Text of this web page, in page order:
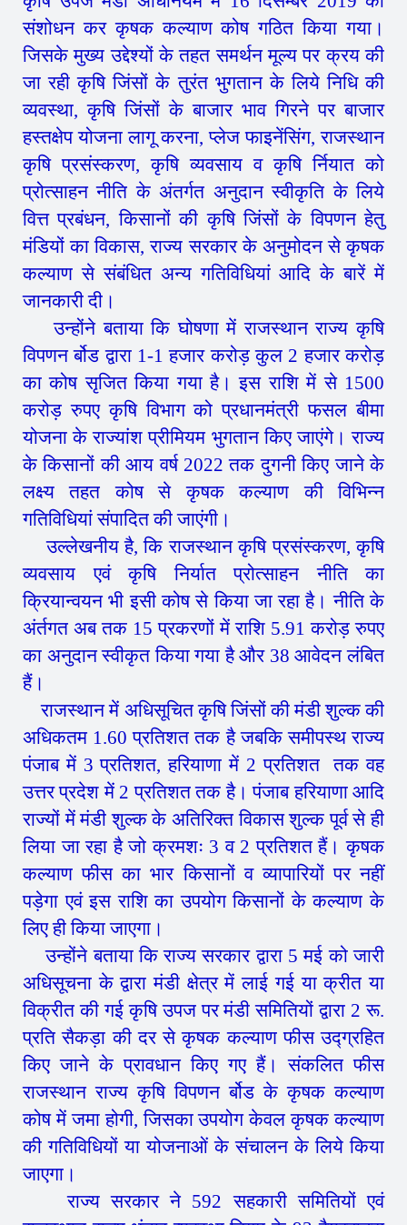
संशोधन कर कृषक कल्याण कोष गठित किया गया।
जिसके मुख्य उद्देश्यों के तहत समर्थन मूल्य पर क्रय की
जा रही कृषि जिंसों के तुरंत भुगतान के लिये निधि की
व्यवस्था, कृषि जिंसों के बाजार भाव गिरने पर बाजार
हस्तक्षेप योजना लागू करना, प्लेज फाइनेंसिंग, राजस्थान
कृषि प्रसंस्करण, कृषि व्यवसाय व कृषि र्नियात को
प्रोत्साहन नीति के अंतर्गत अनुदान स्वीकृति के लिये
वित्त प्रबंधन, किसानों की कृषि जिंसों के विपणन हेतु
मंडियों का विकास, राज्य सरकार के अनुमोदन से कृषक
कल्याण से संबंधित अन्य गतिविधियां आदि के बारें में
जानकारी दी।
उन्होंने बताया कि घोषणा में राजस्थान राज्य कृषि
विपणन र्बोड द्वारा 1-1 हजार करोड़ कुल 2 हजार करोड़
का कोष सृजित किया गया है। इस राशि में से 1500
करोड़ रुपए कृषि विभाग को प्रधानमंत्री फसल बीमा
योजना के राज्यांश प्रीमियम भुगतान किए जाएंगे। राज्य
के किसानों की आय वर्ष 2022 तक दुगनी किए जाने के
लक्ष्य तहत कोष से कृषक कल्याण की विभिन्न
गतिविधियां संपादित की जाएंगी।
उल्लेखनीय है, कि राजस्थान कृषि प्रसंस्करण, कृषि
व्यवसाय एवं कृषि निर्यात प्रोत्साहन नीति का
क्रियान्वयन भी इसी कोष से किया जा रहा है। नीति के
अंर्तगत अब तक 15 प्रकरणों में राशि 5.91 करोड़ रुपए
का अनुदान स्वीकृत किया गया है और 38 आवेदन लंबित
हैं।
राजस्थान में अधिसूचित कृषि जिंसों की मंडी शुल्क की
अधिकतम 1.60 प्रतिशत तक है जबकि समीपस्थ राज्य
पंजाब में 3 प्रतिशत, हरियाणा में 2 प्रतिशत तक वह
उत्तर प्रदेश में 2 प्रतिशत तक है। पंजाब हरियाणा आदि
राज्यों में मंडी शुल्क के अतिरिक्त विकास शुल्क पूर्व से ही
लिया जा रहा है जो क्रमशः 3 व 2 प्रतिशत हैं। कृषक
कल्याण फीस का भार किसानों व व्यापारियों पर नहीं
पड़ेगा एवं इस राशि का उपयोग किसानों के कल्याण के
लिए ही किया जाएगा।
उन्होंने बताया कि राज्य सरकार द्वारा 5 मई को जारी
अधिसूचना के द्वारा मंडी क्षेत्र में लाई गई या क्रीत या
विक्रीत की गई कृषि उपज पर मंडी समितियों द्वारा 2 रू.
प्रति सैकड़ा की दर से कृषक कल्याण फीस उद्ग्रहित
किए जाने के प्रावधान किए गए हैं। संकलित फीस
राजस्थान राज्य कृषि विपणन र्बोड के कृषक कल्याण
कोष में जमा होगी, जिसका उपयोग केवल कृषक कल्याण
की गतिविधियों या योजनाओं के संचालन के लिये किया
जाएगा।
राज्य सरकार ने 592 सहकारी समितियों एवं